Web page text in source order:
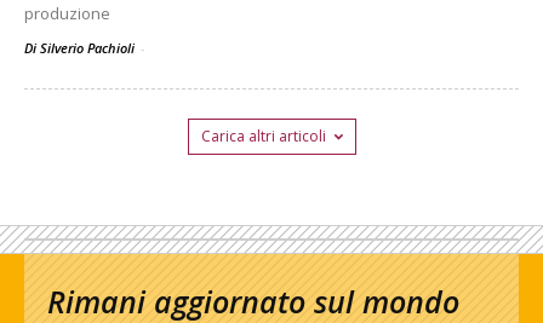
produzione
Di Silverio Pachioli -
Carica altri articoli
Rimani aggiornato sul mondo